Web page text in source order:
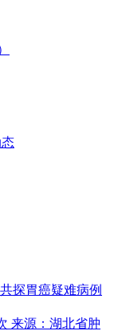
探胃癌疑难病例
来源：湖北省肿